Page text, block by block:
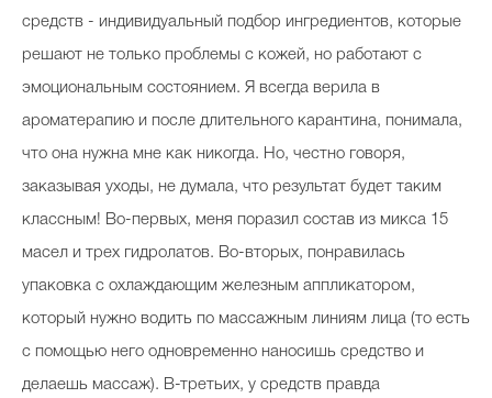
средств - индивидуальный подбор ингредиентов, которые
решают не только проблемы с кожей, но работают с
эмоциональным состоянием. Я всегда верила в
ароматерапию и после длительного карантина, понимала,
что она нужна мне как никогда. Но, честно говоря,
заказывая уходы, не думала, что результат будет таким
классным! Во-первых, меня поразил состав из микса 15
масел и трех гидролатов. Во-вторых, понравилась
упаковка с охлаждающим железным аппликатором,
который нужно водить по массажным линиям лица (то есть
с помощью него одновременно наносишь средство и
делаешь массаж). В-третьих, у средств правда